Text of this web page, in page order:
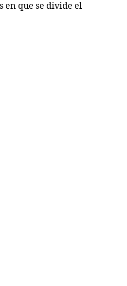
en que se divide el